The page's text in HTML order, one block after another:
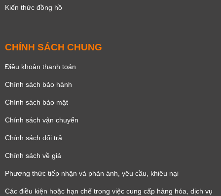
Kiến thức đồng hồ
CHÍNH SÁCH CHUNG
Điều khoản thanh toán
Chính sách bảo hành
Chính sách bảo mật
Chính sách vận chuyển
Chính sách đổi trả
Chính sách về giá
Phương thức tiếp nhận và phản ánh, yêu cầu, khiêu nại
Các điều kiện hoặc hạn chế trong việc cung cấp hàng hóa, dịch vụ